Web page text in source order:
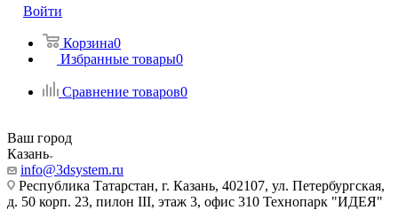
Войти
Корзина0
Избранные товары0
Сравнение товаров0
Ваш город
Казань
info@3dsystem.ru
Республика Татарстан, г. Казань, 402107, ул. Петербургская,
д. 50 корп. 23, пилон III, этаж 3, офис 310 Технопарк "ИДЕЯ"